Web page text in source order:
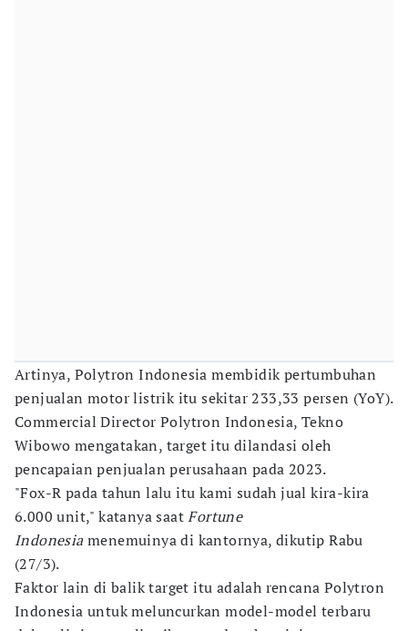
Artinya, Polytron Indonesia membidik pertumbuhan
penjualan motor listrik itu sekitar 233,33 persen (YoY).
Commercial Director Polytron Indonesia, Tekno
Wibowo mengatakan, target itu dilandasi oleh
pencapaian penjualan perusahaan pada 2023.
"Fox-R pada tahun lalu itu kami sudah jual kira-kira
6.000 unit," katanya saatFortune
Indonesiamenemuinya di kantornya, dikutip Rabu
(27/3).
Faktor lain di balik target itu adalah rencana Polytron
Indonesia untuk meluncurkan model-model terbaru